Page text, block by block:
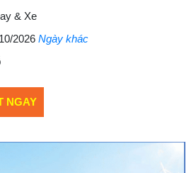
& Xe
2026 Ngày khác